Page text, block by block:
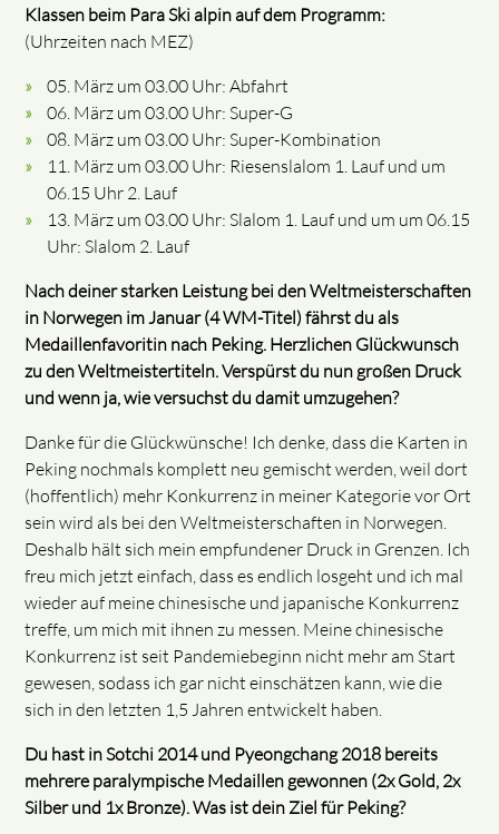
Klassen beim Para Ski alpin auf dem Programm:
(Uhrzeiten nach MEZ)
05. März um 03.00 Uhr: Abfahrt
06. März um 03.00 Uhr: Super-G
08. März um 03.00 Uhr: Super-Kombination
11. März um 03.00 Uhr: Riesenslalom 1. Lauf und um
06.15 Uhr 2. Lauf
13. März um 03.00 Uhr: Slalom 1. Lauf und um um 06.15
Uhr: Slalom 2. Lauf
Nach deiner starken Leistung bei den Weltmeisterschaften
in Norwegen im Januar (4 WM-Titel) fährst du als
Medaillenfavoritin nach Peking. Herzlichen Glückwunsch
zu den Weltmeistertiteln. Verspürst du nun großen Druck
und wenn ja, wie versuchst du damit umzugehen?
Danke für die Glückwünsche! Ich denke, dass die Karten in
Peking nochmals komplett neu gemischt werden, weil dort
(hoffentlich) mehr Konkurrenz in meiner Kategorie vor Ort
sein wird als bei den Weltmeisterschaften in Norwegen.
Deshalb hält sich mein empfundener Druck in Grenzen. Ich
freu mich jetzt einfach, dass es endlich losgeht und ich mal
wieder auf meine chinesische und japanische Konkurrenz
treffe, um mich mit ihnen zu messen. Meine chinesische
Konkurrenz ist seit Pandemiebeginn nicht mehr am Start
gewesen, sodass ich gar nicht einschätzen kann, wie die
sich in den letzten 1,5 Jahren entwickelt haben.
Du hast in Sotchi 2014 und Pyeongchang 2018 bereits
mehrere paralympische Medaillen gewonnen (2x Gold, 2x
Silber und 1x Bronze). Was ist dein Ziel für Peking?